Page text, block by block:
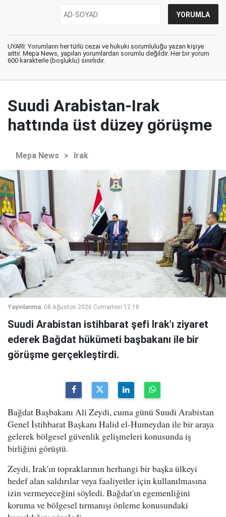
UYARI: Yorumların her türlü cezai ve hukuki sorumluluğu yazan kişiye
aittir. Mepa News, yapılan yorumlardan sorumlu değildir. Her bir yorum
600 karakterle (boşluklu) sınırlıdır.
Suudi Arabistan-Irak
hattında üst düzey görüşme
Mepa News > Irak
Yayınlanma: 08 Ağustos 2026 Cumartesi 12:18
Suudi Arabistan istihbarat şefi Irak'ı ziyaret
ederek Bağdat hükümeti başbakanı ile bir
görüşme gerçekleştirdi.
Bağdat Başbakanı Ali Zeydi, cuma günü Suudi Arabistan
Genel İstihbarat Başkanı Halid el-Humeydan ile bir araya
gelerek bölgesel güvenlik gelişmeleri konusunda iş
birliğini görüştü.
Zeydi, Irak'ın topraklarının herhangi bir başka ülkeyi
hedef alan saldırılar veya faaliyetler için kullanılmasına
izin vermeyeceğini söyledi. Bağdat'ın egemenliğini
koruma ve bölgesel tırmanışı önleme konusundaki